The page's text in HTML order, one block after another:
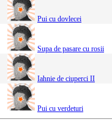
Pui cu dovlecei
Supa de pasare cu rosii
Iahnie de ciuperci II
Pui cu verdeturi